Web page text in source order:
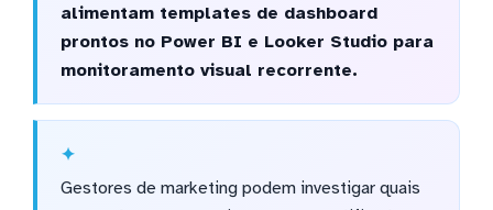
alimentam templates de dashboard
prontos no Power BI e Looker Studio para
monitoramento visual recorrente.
Gestores de marketing podem investigar quais